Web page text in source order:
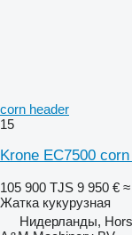
corn header
15
Krone EC7500
105 900 TJS 9 950 €
Жатка кукурузная
Нидерланды,